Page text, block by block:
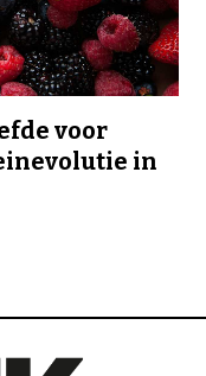
voor
in